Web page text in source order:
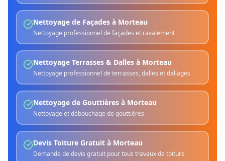
Nettoyage de Façades à Morteau
Nettoyage professionnel de façades et ravalement
Nettoyage Terrasses & Dalles à Morteau
Nettoyage professionnel de terrasses, dalles et dallages
Nettoyage de Gouttières à Morteau
Nettoyage et débouchage de gouttières
Devis Toiture Gratuit à Morteau
Demande de devis gratuit pour tous travaux de toiture